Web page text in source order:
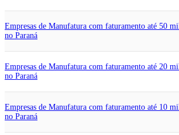
Empresas de Manufatura com faturamento até 50
no Paraná
Empresas de Manufatura com faturamento até 20
no Paraná
Empresas de Manufatura com faturamento até 10
no Paraná